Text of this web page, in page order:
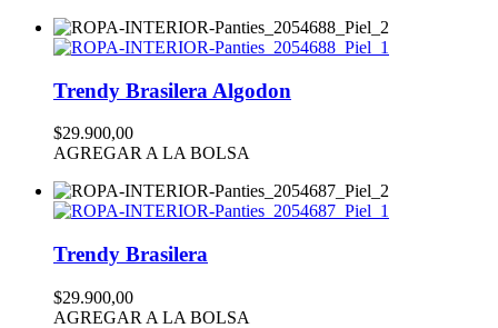
Trendy Brasilera Algodon
$29.900,00
AGREGAR A LA BOLSA
Trendy Brasilera
$29.900,00
AGREGAR A LA BOLSA